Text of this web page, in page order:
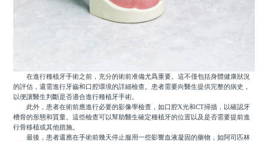
在進行種植牙手術之前，充分的術前准備尤爲重要。這不僅包括身體健康狀況
的評估，還需進行牙齒和口腔環境的詳細檢查。患者需要向醫生提供完整的病史，
以便讓醫生判斷是否適合進行種植牙手術。
此外，患者在術前應進行必要的影像學檢查，如口腔X光和CT掃描，以確認牙
槽骨的形態和質量。這些檢查可以幫助醫生確定種植牙的位置以及是否需要提前進
行骨移植或其他措施。
最後，患者還應在手術前幾天停止服用一些影響血液凝固的藥物，如阿司匹林